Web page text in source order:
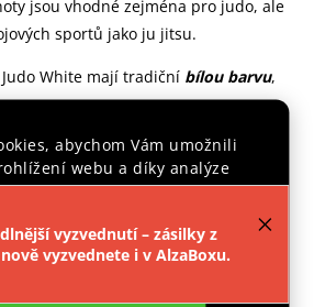
abychom Vám umožnili
webu a díky analýze
zlepšovali jeho funkce,
Nastavení
vyzvednutí – zásilky z
vyzvednete i v AlzaBoxu.
jsou vhodné zejména pro judo, ale
sportů jako ju jitsu.
White mají tradiční bílou barvu,
Judo White jsou vyrobeny ze 100%
což zaručuje jejich trvanlivost a
bavlna poskytuje optimální ventilaci,
pohodlnou teplotu těla během
tomu se budete cítit svěže i po
cvičení.